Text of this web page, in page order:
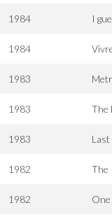
1984 I
1984
1983
1983 The
1983
1982 The
1982